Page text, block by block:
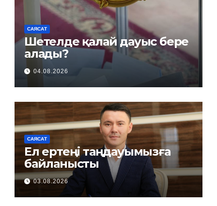
САЯСАТ
Шетелде қалай дауыс бере
алады?
04.08.2026
САЯСАТ
Ел ертеңі таңдауымызға
байланысты
03.08.2026